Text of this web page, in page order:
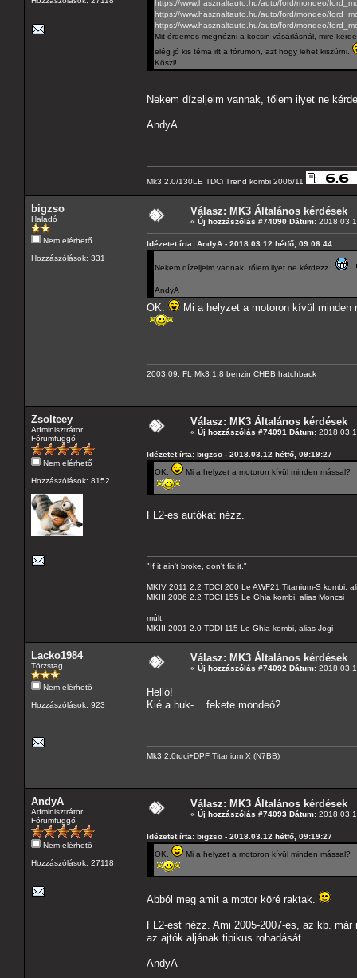
https://www.hasznaltauto.hu/auto/ford/mondeo/
https://www.hasznaltauto.hu/auto/ford/mondeo/
https://www.hasznaltauto.hu/auto/ford/mondeo/
Mit érdemes megnézni a kocsin vásárlásnál, mire
elég jó kis téma itt a fórumon, azt hogy lehet kiszúrni.
Köszi!
Nekem dízeljeim vannak, tőlem ilyet ne
AndyA
Mk3 2.0/130LE TDCi Trend kombi 2006/11
bigzso
Haladó
Nem elérhető
Hozzászólások: 331
Válasz: MK3 Általános kérdések
« Új hozzászólás #74090 Dátum:
Idézetet írta: AndyA - 2018.03.12 hétfő, 09:06:44
Nekem dízeljeim vannak, tőlem ilyet ne kérdezz.
AndyA
OK. Mi a helyzet a motoron kívül minden
2003.09. FL Mk3 1.8 benzin CHBB hatchback
Zsolteey
Adminisztrátor
Fórumfüggő
Nem elérhető
Hozzászólások: 8152
Válasz: MK3 Általános kérdések
« Új hozzászólás #74091 Dátum:
Idézetet írta: bigzso - 2018.03.12 hétfő, 09:19:27
OK.
Mi a helyzet a motoron kívül minden mással?
FL2-es autókat nézz.
"If it ain't broke, don't fix it."
MKIV 2011 2.2 TDCI 200 Le AWF21 Titanium-S kombi,
MKIII 2006 2.2 TDCI 155 Le Ghia kombi, alias Moncsi
múlt:
MKIII 2001 2.0 TDDI 115 Le Ghia kombi, alias Jógi
Lacko1984
Törzstag
Nem elérhető
Hozzászólások: 923
Válasz: MK3 Általános kérdések
« Új hozzászólás #74092 Dátum:
Helló!
Kié a huk-... fekete mondeó?
Mk3 2.0tdci+DPF Titanium X (N7BB)
AndyA
Adminisztrátor
Fórumfüggő
Nem elérhető
Hozzászólások: 27118
Válasz: MK3 Általános kérdések
« Új hozzászólás #74093 Dátum:
Idézetet írta: bigzso - 2018.03.12 hétfő, 09:19:27
OK.
Mi a helyzet a motoron kívül minden mással?
Abból meg amit a motor köré raktak.
FL2-est nézz. Ami 2005-2007-es, az kb.
az ajtók aljának tipikus rohadását.
AndyA